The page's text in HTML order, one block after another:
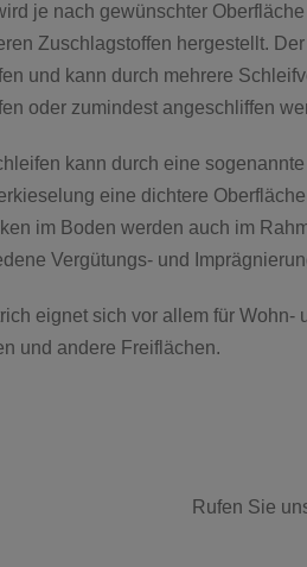
je nach gewünschter
Zuschlagstoffen hergestellt.
und kann durch mehrere
oder zumindest angeschliffen
kann durch eine
eine dichtere
im Boden werden auch im
Vergütungs- und
eignet sich vor allem für Wohn-
und andere Freiflächen.
Rufen Sie